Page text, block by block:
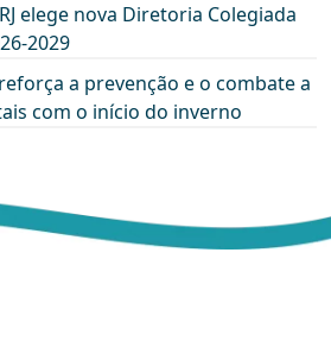
elege nova Diretoria Colegiada
2029
a prevenção e o combate a
com o início do inverno